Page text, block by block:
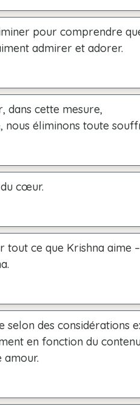
pour comprendre
admirer et adorer.
dans cette mesure,
éliminons toute
cœur.
tout ce que Krishna aime
des considérations
en fonction du